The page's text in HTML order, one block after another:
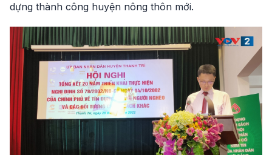
dựng thành công huyện nông thôn mới.